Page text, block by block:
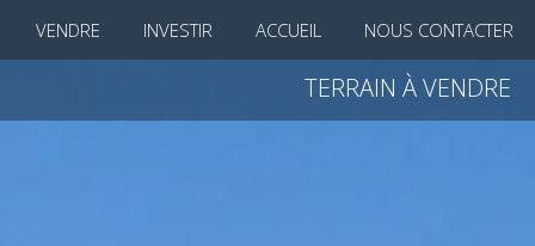
VENDRE INVESTIR ACCUEIL NOUS CONTACTER
TERRAIN À VENDRE